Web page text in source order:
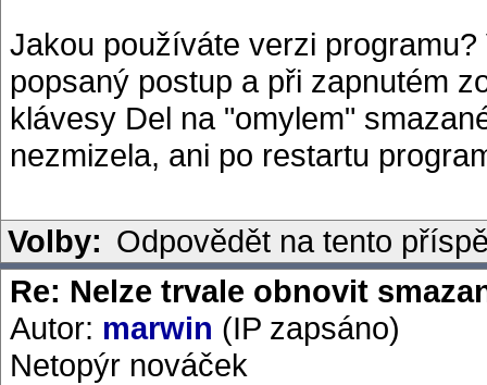
Jakou používáte verzi
popsaný postup a při zapnutém
klávesy Del na "omylem"
nezmizela, ani po restartu
Volby: Odpovědět na tento
Re: Nelze trvale obnovit
Autor: marwin (IP zapsáno)
Netopýr nováček